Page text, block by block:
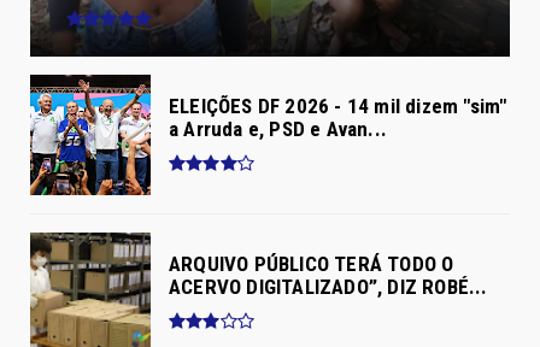
ELEIÇÕES DF 2026 - 14 mil dizem "sim"
a Arruda e, PSD e Avan...
ARQUIVO PÚBLICO TERÁ TODO O
ACERVO DIGITALIZADO”, DIZ ROBÉ...